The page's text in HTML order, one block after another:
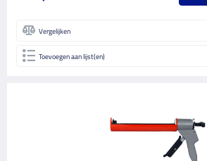
Vergelijken
Toevoegen aan lijst(en)